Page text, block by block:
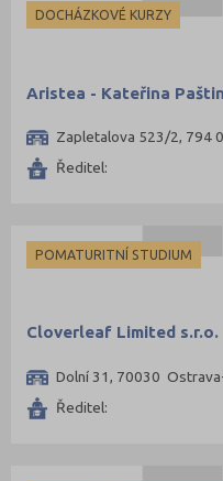
DOCHÁZKOVÉ KURZY
Aristea - Kateřina
Zapletalova 523/2, 794
Ředitel:
POMATURITNÍ STUDIUM
Cloverleaf Limited s.r.o.
Dolní 31, 70030
Ředitel: